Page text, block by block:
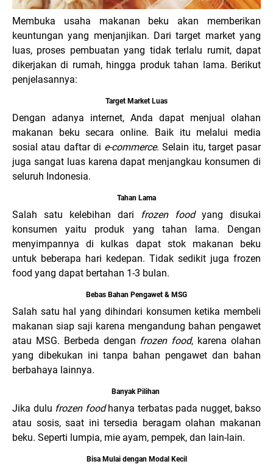
Membuka usaha makanan beku akan memberikan
keuntungan yang menjanjikan. Dari target market yang
luas, proses pembuatan yang tidak terlalu rumit, dapat
dikerjakan di rumah, hingga produk tahan lama. Berikut
penjelasannya:
Target Market Luas
Dengan adanya internet, Anda dapat menjual olahan
makanan beku secara online. Baik itu melalui media
sosial atau daftar di e-commerce. Selain itu, target pasar
juga sangat luas karena dapat menjangkau konsumen di
seluruh Indonesia.
Tahan Lama
Salah satu kelebihan dari frozen food yang disukai
konsumen yaitu produk yang tahan lama. Dengan
menyimpannya di kulkas dapat stok makanan beku
untuk beberapa hari kedepan. Tidak sedikit juga frozen
food yang dapat bertahan 1-3 bulan.
Bebas Bahan Pengawet & MSG
Salah satu hal yang dihindari konsumen ketika membeli
makanan siap saji karena mengandung bahan pengawet
atau MSG. Berbeda dengan frozen food, karena olahan
yang dibekukan ini tanpa bahan pengawet dan bahan
berbahaya lainnya.
Banyak Pilihan
Jika dulu frozen foodhanya terbatas pada nugget, bakso
atau sosis, saat ini tersedia beragam olahan makanan
beku. Seperti lumpia, mie ayam, pempek, dan lain-lain.
Bisa Mulai dengan Modal Kecil